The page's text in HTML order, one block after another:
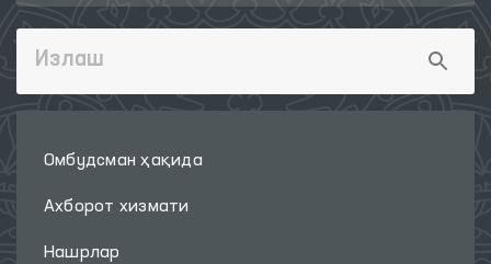
Омбудсман ҳақида
Ахборот хизмати
Нашрлар